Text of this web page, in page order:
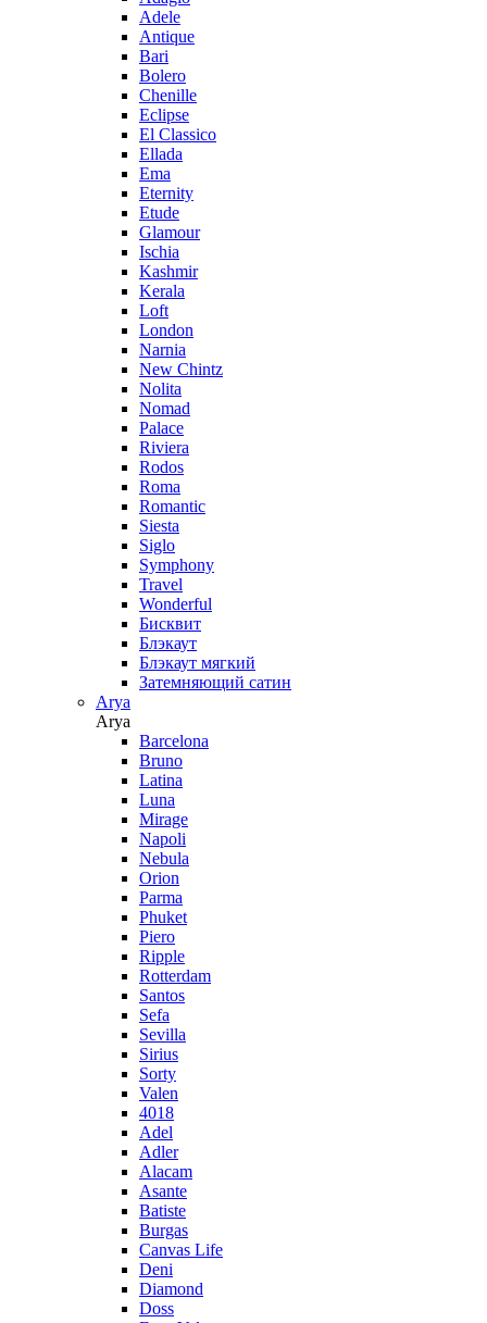
Adele
Antique
Bari
Bolero
Chenille
Eclipse
El Classico
Ellada
Ema
Eternity
Etude
Glamour
Ischia
Kashmir
Kerala
Loft
London
Narnia
New Chintz
Nolita
Nomad
Palace
Riviera
Rodos
Roma
Romantic
Siesta
Siglo
Symphony
Travel
Wonderful
Бисквит
Блэкаут
Блэкаут мягкий
Затемняющий сатин
Arya
Arya
Barcelona
Bruno
Latina
Luna
Mirage
Napoli
Nebula
Orion
Parma
Phuket
Piero
Ripple
Rotterdam
Santos
Sefa
Sevilla
Sirius
Sorty
Valen
4018
Adel
Adler
Alacam
Asante
Batiste
Burgas
Canvas Life
Deni
Diamond
Doss